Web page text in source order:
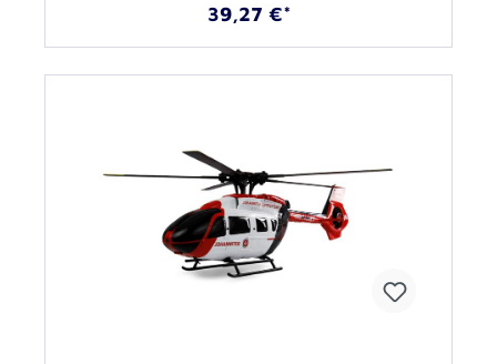
39,27 €*